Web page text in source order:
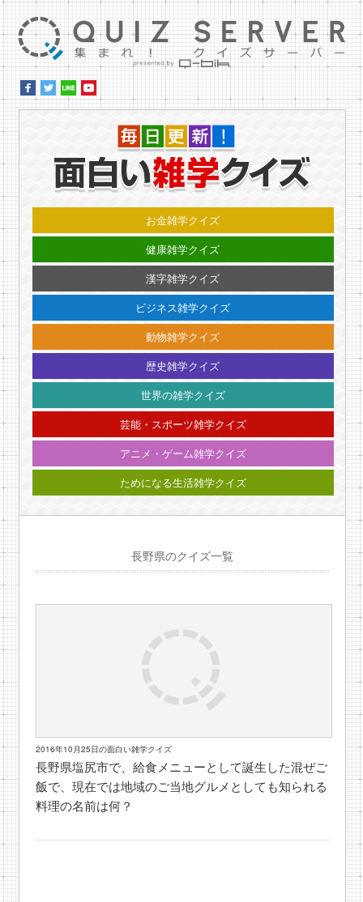
お金雑学クイズ
健康雑学クイズ
漢字雑学クイズ
ビジネス雑学クイズ
動物雑学クイズ
歴史雑学クイズ
世界の雑学クイズ
芸能・スポーツ雑学クイズ
アニメ・ゲーム雑学クイズ
ためになる生活雑学クイズ
長野県のクイズ一覧
2016年10月25日の面白い雑学クイズ
長野県塩尻市で、給食メニューとして誕生した混ぜご
飯で、現在では地域のご当地グルメとしても知られる
料理の名前は何？